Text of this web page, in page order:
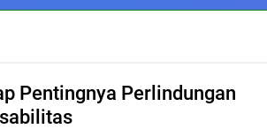
Pentingnya Perlindungan